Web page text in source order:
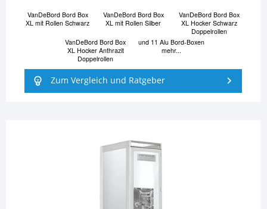
VanDeBord Bord Box
XL mit Rollen Schwarz
VanDeBord Bord Box
XL mit Rollen Silber
VanDeBord Bord Box
XL Hocker Schwarz
Doppelrollen
VanDeBord Bord Box
XL Hocker Anthrazit
Doppelrollen
und 11 Alu Bord-Boxen
mehr...
Zum Vergleich und Ratgeber